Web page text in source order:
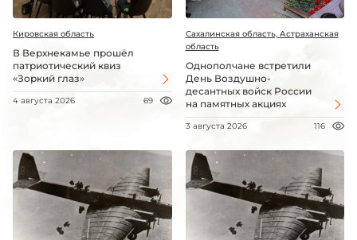
Кировская область
В Верхнекамье прошёл
патриотический квиз
«Зоркий глаз»
4 августа 2026 69
Сахалинская область, Астраханская
область
Однополчане встретили
День Воздушно-
десантных войск России
на памятных акциях
3 августа 2026 116